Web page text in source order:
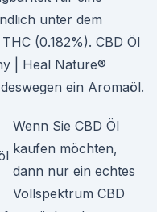
unter dem
(0.182%). CBD Öl
| Heal Nature®
ein Aromaöl.
Wenn Sie CBD Öl
kaufen möchten,
dann nur ein echtes
Vollspektrum CBD